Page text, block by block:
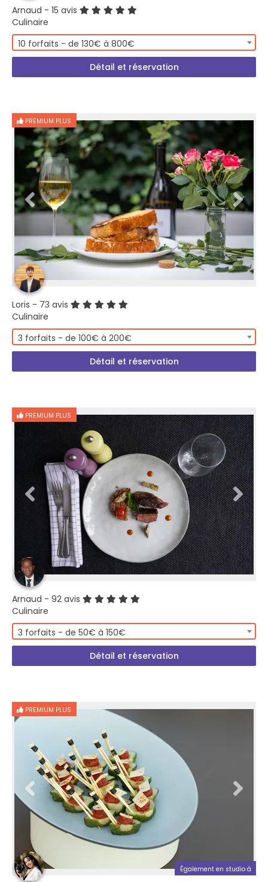
Arnaud - 15 avis
Culinaire
10 forfaits - de 130€ à 800€
Détail et réservation
PREMIUM PLUS
Loris - 73 avis
Culinaire
3 forfaits - de 100€ à 200€
Détail et réservation
PREMIUM PLUS
Arnaud - 92 avis
Culinaire
3 forfaits - de 50€ à 150€
Détail et réservation
PREMIUM PLUS
Également en studio à